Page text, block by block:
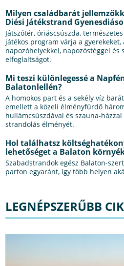
Milyen családbarát
Diési Játékstrand
Játszótér, óriáscsúszda,
játékos program várja a
napozóhelyekkel, napozóstéggel
elfoglaltságot.
Mi teszi különlegessé a
Balatonlellén?
A homokos part és a sekély víz
emellett a közeli élményfürdő
hullámcsúszdával és szauna-
strandolás élményét.
Hol találhatsz
lehetőséget a Balaton
Szabadstrandok egész Balaton-
parton egyaránt, így több helyen
LEGNÉPSZERŰBB